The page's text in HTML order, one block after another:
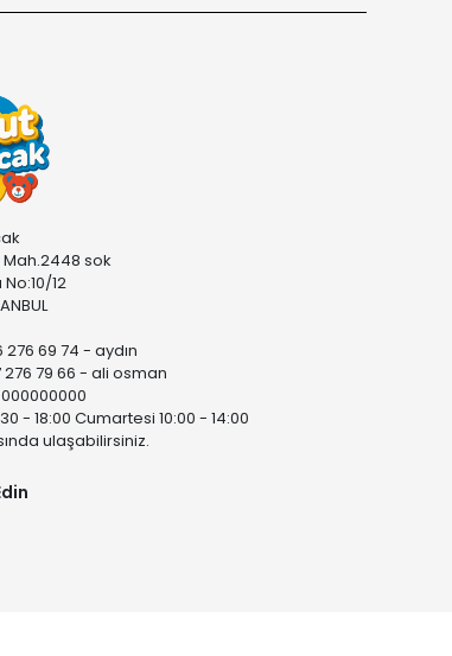
sok
12
69 74 - aydın
276 79 66 - ali osman
- 18:00 Cumartesi 10:00 - 14:00
ulaşabilirsiniz.